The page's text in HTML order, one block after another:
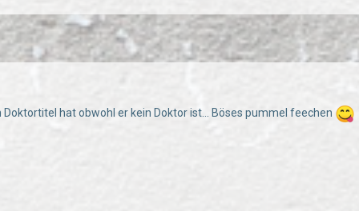
Doktortitel hat obwohl er kein Doktor ist... Böses pummel feechen